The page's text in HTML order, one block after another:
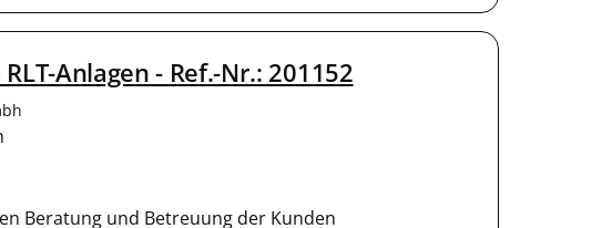
Anlagen - Ref.-Nr.: 201152
Beratung und Betreuung der Kunden